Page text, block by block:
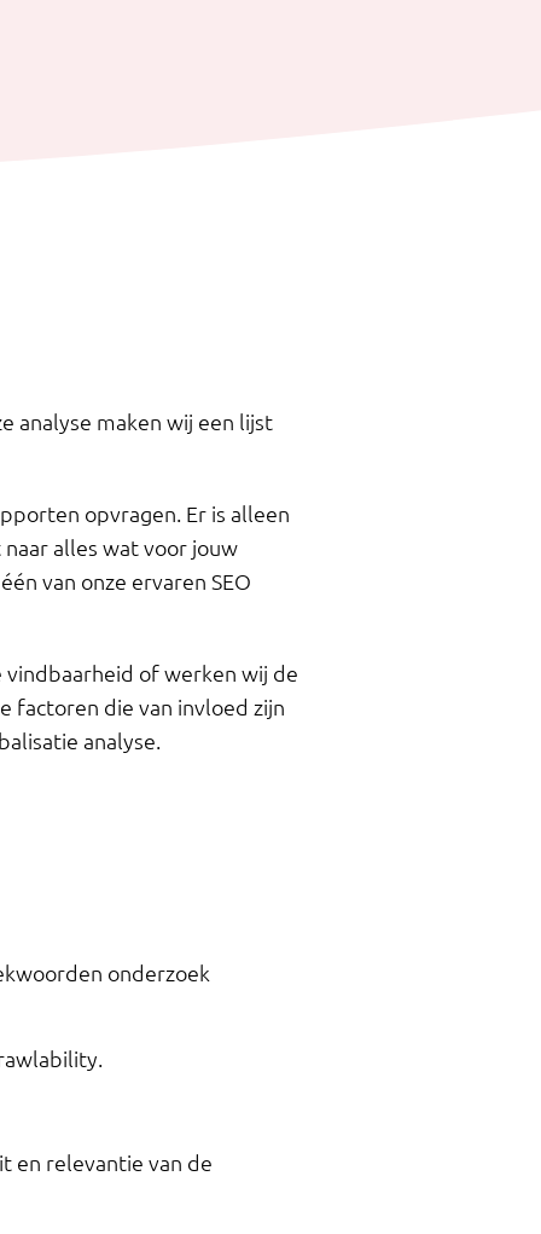
analyse maken wij een lijst
opvragen. Er is alleen
alles wat voor jouw
van onze ervaren SEO
vindbaarheid of werken wij de
factoren die van invloed zijn
analyse.
onderzoek
en relevantie van de